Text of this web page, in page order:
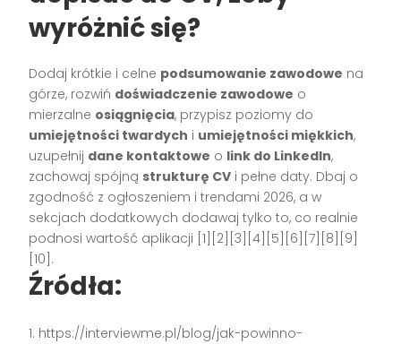
wyróżnić się?
Dodaj krótkie i celne podsumowanie zawodowe na
górze, rozwiń doświadczenie zawodowe o
mierzalne osiągnięcia, przypisz poziomy do
umiejętności twardych i umiejętności miękkich,
uzupełnij dane kontaktowe o link do LinkedIn,
zachowaj spójną strukturę CV i pełne daty. Dbaj o
zgodność z ogłoszeniem i trendami 2026, a w
sekcjach dodatkowych dodawaj tylko to, co realnie
podnosi wartość aplikacji [1][2][3][4][5][6][7][8][9]
[10].
Źródła:
https://interviewme.pl/blog/jak-powinno-